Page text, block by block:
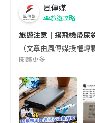
風傳媒
旅遊攻略
旅遊注意｜搭飛機帶尿
（文章由風傳媒授權
閱讀更多